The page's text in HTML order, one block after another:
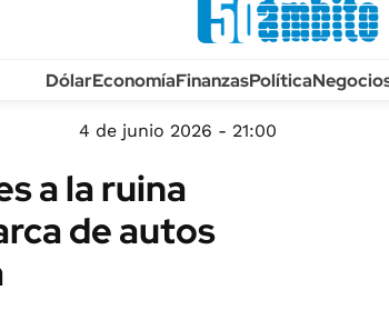
TECNOLOGÍA
MÉXICO
MUNDO
INFORMACIÓN GENERAL
DólarEconomíaFinanzasPolítica
4 de junio 2026 - 21:00
a la ruina
de autos